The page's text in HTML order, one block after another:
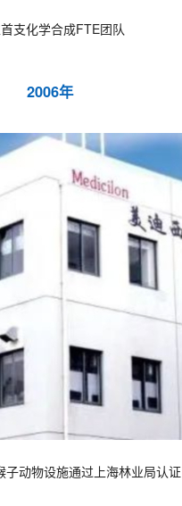
支化学合成FTE团队
2006年
子动物设施通过上海林业局认证